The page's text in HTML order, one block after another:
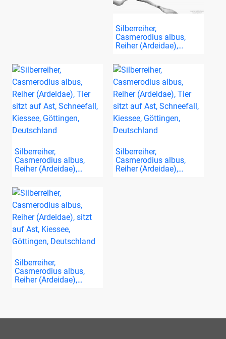
Silberreiher,
Casmerodius albus,
Reiher (Ardeidae),…
Silberreiher,
Casmerodius albus,
Reiher (Ardeidae),…
Silberreiher,
Casmerodius albus,
Reiher (Ardeidae),…
Silberreiher,
Casmerodius albus,
Reiher (Ardeidae),…